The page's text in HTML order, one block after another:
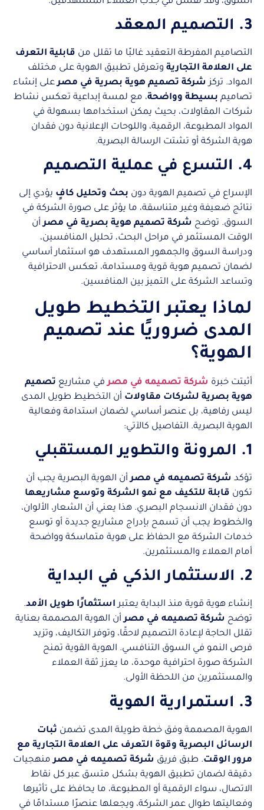
3. التصميم المعقد
التصاميم المفرطة التعقيد غالبًا ما تقلل من قابلية التعرف
على العلامة التجارية وتعرقل تطبيق الهوية على مختلف
المواد. تركز شركة تصميم هوية بصرية في مصرعلى إنشاء
تصاميم بسيطة وواضحة، مع لمسة إبداعية تعكس نشاط
شركات المقاولات، بحيث يمكن استخدامها بسهولة في
المواد المطبوعة، الرقمية، واللوحات الإعلانية دون فقدان
هوية الشركة أو تشتت الرسالة البصرية.
4. التسرع في عملية التصميم
الإسراع في تصميم الهوية دون بحث وتحليل كافٍ يؤدي إلى
نتائج ضعيفة وغير متناسقة، ما يؤثر على صورة الشركة في
السوق. توضح شركة تصميم هوية بصرية في مصرأن
الوقت المستثمر في مراحل البحث، تحليل المنافسين،
ودراسة السوق والجمهور المستهدف هو استثمار أساسي
لضمان تصميم هوية قوية ومستدامة، تعكس الاحترافية
وتساعد الشركة على التميز بين المنافسين.
لماذا يعتبر التخطيط طويل
المدى ضروريًا عند تصميم
الهوية؟
أثبتت خبرة شركة تصميمه في مصرفي مشاريع تصميم
هوية بصرية لشركات مقاولات أن التخطيط طويل المدى
ليس رفاهية، بل عنصر أساسي لضمان استدامة وفعالية
الهوية البصرية. التفاصيل كالآتي:
1. المرونة والتطوير المستقبلي
تؤكد شركة تصميمه في مصرأن الهوية البصرية يجب أن
تكون قابلة للتكيف مع نمو الشركة وتوسع مشاريعها
دون فقدان الانسجام البصري. هذا يعني أن الشعار، الألوان،
والخطوط يجب أن تسمح بإدراج مشاريع جديدة أو توسع
خدمات الشركة مع الحفاظ على هوية متماسكة وواضحة
أمام العملاء والمستثمرين.
2. الاستثمار الذكي في البداية
إنشاء هوية قوية منذ البداية يعتبراستثمارًا طويل الأمد.
توضح شركة تصميمه في مصرأن الهوية المصممة بعناية
تقلل الحاجة لإعادة التصميم لاحقًا، وتوفر التكاليف، وتزيد
فرص النمو في السوق التنافسي. الهوية القوية تمنح
الشركة صورة احترافية موحدة، ما يعزز ثقة العملاء
والمستثمرين من اللحظة الأولى.
3. استمرارية الهوية
الهوية المصممة وفق خطة طويلة المدى تضمن ثبات
الرسائل البصرية وقوة التعرف على العلامة التجارية مع
مرور الوقت. طبق فريق شركة تصميمه في مصرمنهجيات
دقيقة لضمان تطبيق الهوية بشكل متسق عبر كل نقاط
الاتصال، سواء الرقمية أو المطبوعة، ما يحافظ على تأثيرها
وفعاليتها طوال عمر الشركة، ويجعلها عنصرًا مستدامًا في